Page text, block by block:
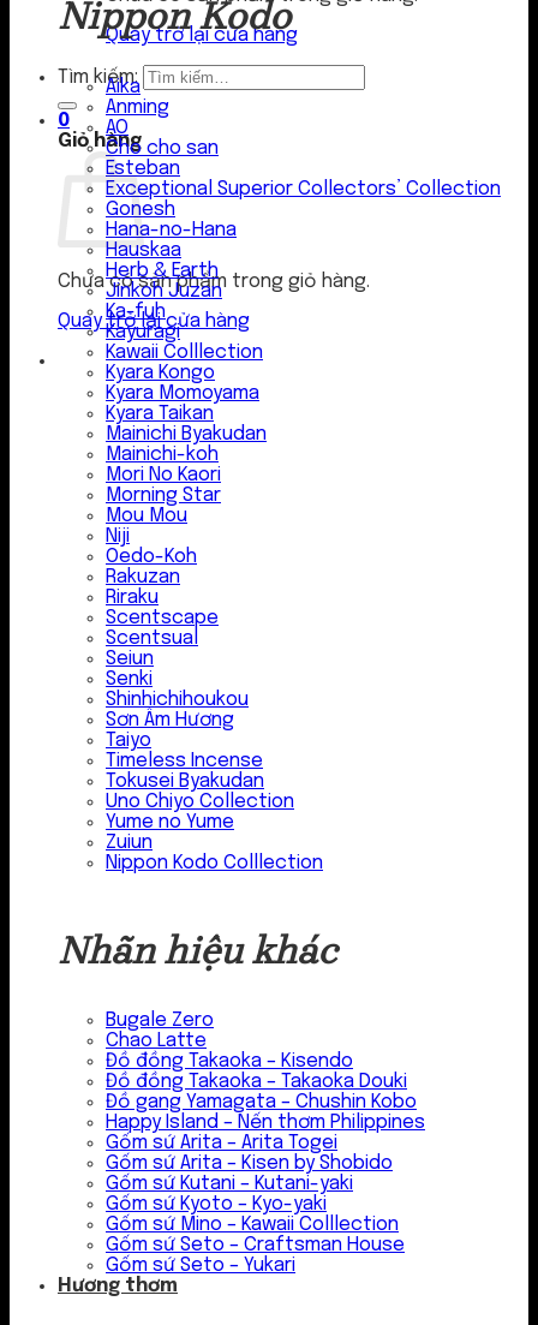
Quay trở lại cửa hàng
Tìm kiếm:
0
Giỏ hàng
Chưa có sản phẩm trong giỏ hàng.
Quay trở lại cửa hàng
Nippon Kodo
Aika
Anming
AO
Cho cho san
Esteban
Exceptional Superior Collectors’ Collection
Gonesh
Hana-no-Hana
Hauskaa
Herb & Earth
Jinkoh Juzan
Ka-fuh
Kayuragi
Kawaii Colllection
Kyara Kongo
Kyara Momoyama
Kyara Taikan
Mainichi Byakudan
Mainichi-koh
Mori No Kaori
Morning Star
Mou Mou
Niji
Oedo-Koh
Rakuzan
Riraku
Scentscape
Scentsual
Seiun
Senki
Shinhichihoukou
Sơn Âm Hương
Taiyo
Timeless Incense
Tokusei Byakudan
Uno Chiyo Collection
Yume no Yume
Zuiun
Nippon Kodo Colllection
Nhãn hiệu khác
Bugale Zero
Chao Latte
Đồ đồng Takaoka – Kisendo
Đồ đồng Takaoka – Takaoka Douki
Đồ gang Yamagata – Chushin Kobo
Happy Island – Nến thơm Philippines
Gốm sứ Arita – Arita Togei
Gốm sứ Arita – Kisen by Shobido
Gốm sứ Kutani – Kutani-yaki
Gốm sứ Kyoto – Kyo-yaki
Gốm sứ Mino – Kawaii Colllection
Gốm sứ Seto – Craftsman House
Gốm sứ Seto – Yukari
Hương thơm